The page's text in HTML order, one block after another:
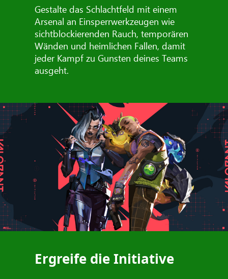
Gestalte das Schlachtfeld mit einem
Arsenal an Einsperrwerkzeugen wie
sichtblockierenden Rauch, temporären
Wänden und heimlichen Fallen, damit
jeder Kampf zu Gunsten deines Teams
ausgeht.
Ergreife die Initiative